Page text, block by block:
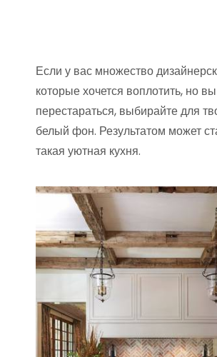
Если у вас множество
которые хочется воплотить, но
перестараться, выбирайте для
белый фон. Результатом может
такая уютная кухня.